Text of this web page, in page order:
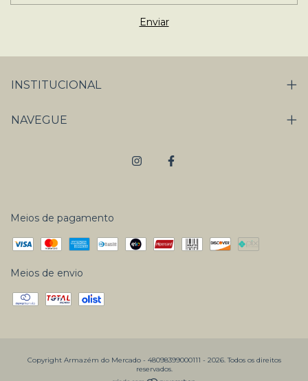
INSTITUCIONAL
NAVEGUE
Meios de pagamento
Meios de envio
Copyright Armazém do Mercado - 48098399000111 - 2026. Todos os direitos
reservados.